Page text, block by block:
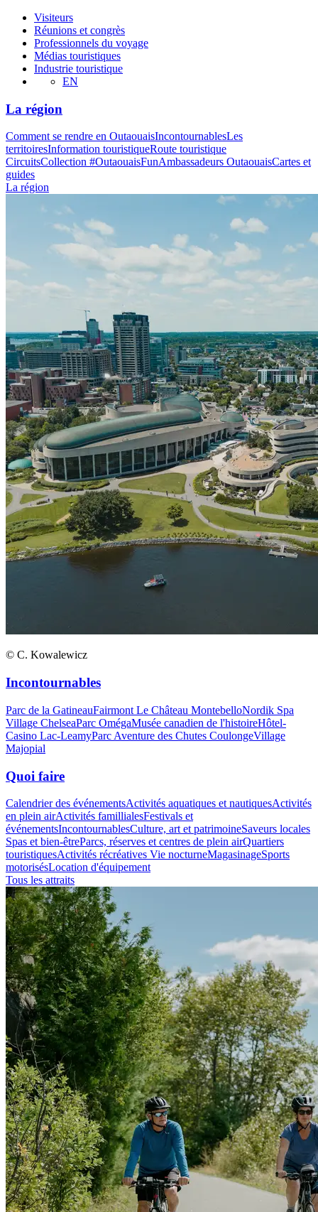
Visiteurs
Réunions et congrès
Professionnels du voyage
Médias touristiques
Industrie touristique
EN
La région
Comment se rendre en OutaouaisIncontournablesLes
territoiresInformation touristiqueRoute touristique
CircuitsCollection #OutaouaisFunAmbassadeurs OutaouaisCartes et
guides
La région
© C. Kowalewicz
Incontournables
Parc de la GatineauFairmont Le Château MontebelloNordik Spa
Village ChelseaParc OmégaMusée canadien de l'histoireHôtel-
Casino Lac-LeamyParc Aventure des Chutes CoulongeVillage
Majopial
Quoi faire
Calendrier des événementsActivités aquatiques et nautiquesActivités
en plein airActivités famillialesFestivals et
événementsIncontournablesCulture, art et patrimoineSaveurs locales
Spas et bien-êtreParcs, réserves et centres de plein airQuartiers
touristiquesActivités récréatives Vie nocturneMagasinageSports
motorisésLocation d'équipement
Tous les attraits